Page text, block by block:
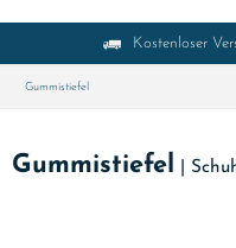
Kostenloser
Gummistiefel
Gummistiefel